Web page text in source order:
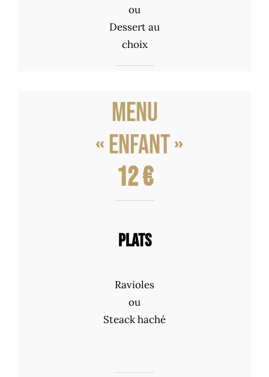
ou
Dessert au
choix
Menu
« enfant »
12 €
PLATS
Ravioles
ou
Steack haché